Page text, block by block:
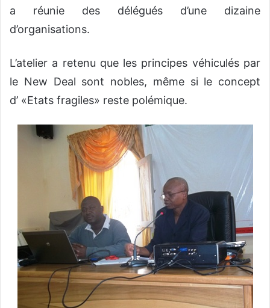
a réunie des délégués d’une dizaine
d’organisations.
L’atelier a retenu que les principes véhiculés par
le New Deal sont nobles, même si le concept
d’ «Etats fragiles» reste polémique.